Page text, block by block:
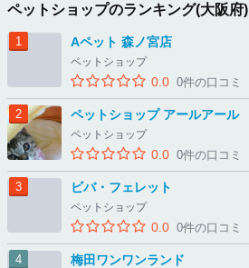
ペットショップのランキング(大阪府)
Aペット 森ノ宮店
ペットショップ
0.0 0件の口コミ
ペットショップ アールアール
ペットショップ
0.0 0件の口コミ
ビバ・フェレット
ペットショップ
0.0 0件の口コミ
梅田ワンワンランド